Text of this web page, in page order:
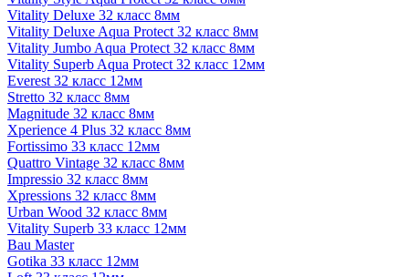
Vitality Deluxe 32 класс 8мм
Vitality Deluxe Aqua Protect 32 класс 8мм
Vitality Jumbo Aqua Protect 32 класс 8мм
Vitality Superb Aqua Protect 32 класс 12мм
Everest 32 класс 12мм
Stretto 32 класс 8мм
Magnitude 32 класс 8мм
Xperience 4 Plus 32 класс 8мм
Fortissimo 33 класс 12мм
Quattro Vintage 32 класс 8мм
Impressio 32 класс 8мм
Xpressions 32 класс 8мм
Urban Wood 32 класс 8мм
Vitality Superb 33 класс 12мм
Bau Master
Gotika 33 класс 12мм